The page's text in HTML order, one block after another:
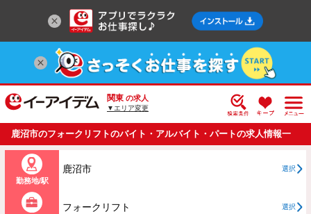
関東 の求人
▼エリア変更
鹿沼市のフォークリフトのバイト・アルバイト・パートの求人情報一
覧
勤務地/駅
鹿沼市 選択
フォークリフト 選択